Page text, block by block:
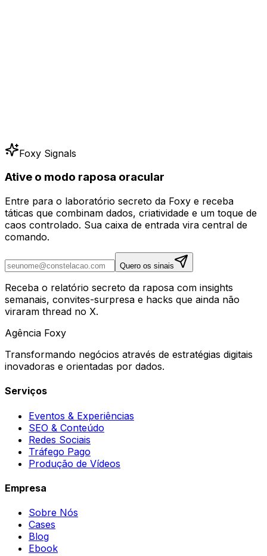
Foxy Signals
Ative o modo raposa oracular
Entre para o laboratório secreto da Foxy e receba
táticas que combinam dados, criatividade e um toque de
caos controlado. Sua caixa de entrada vira central de
comando.
Quero os sinais
Receba o relatório secreto da raposa com insights
semanais, convites-surpresa e hacks que ainda não
viraram thread no X.
Agência Foxy
Transformando negócios através de estratégias digitais
inovadoras e orientadas por dados.
Serviços
Eventos & Experiências
SEO & Conteúdo
Redes Sociais
Tráfego Pago
Produção de Vídeos
Empresa
Sobre Nós
Cases
Blog
Ebook